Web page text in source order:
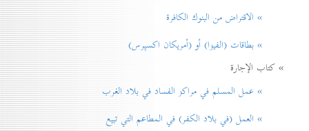
» الاقتراض من البنوك الكافرة
» بطاقات (الفيزا) أو (أمريكان اكسپرس)
» كتاب الإجارة
» عمل المسلم في مراكز الفساد في بلاد الغرب
» العمل (في بلاد الكفر) في المطاعم التي تبيع